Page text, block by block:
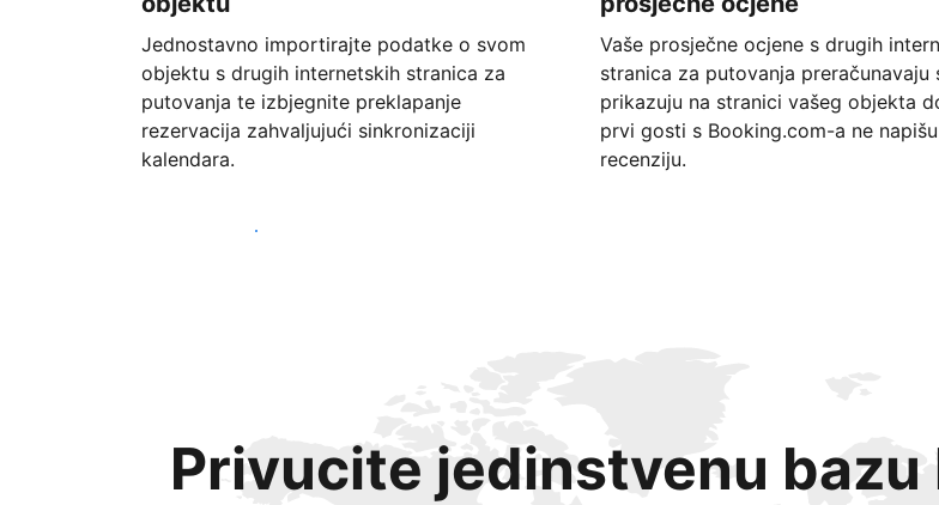
Jednostavno importirajte podatke o svom
objektu s drugih internetskih stranica za
putovanja te izbjegnite preklapanje
rezervacija zahvaljujući sinkronizaciji
kalendara.
Vaše prosječne ocjene s drugih
stranica za putovanja preračunavaju
prikazuju na stranici vašeg objekta
prvi gosti s Booking.com-a ne napišu
recenziju.
Započnite već danas
Privucite jedinstvenu bazu